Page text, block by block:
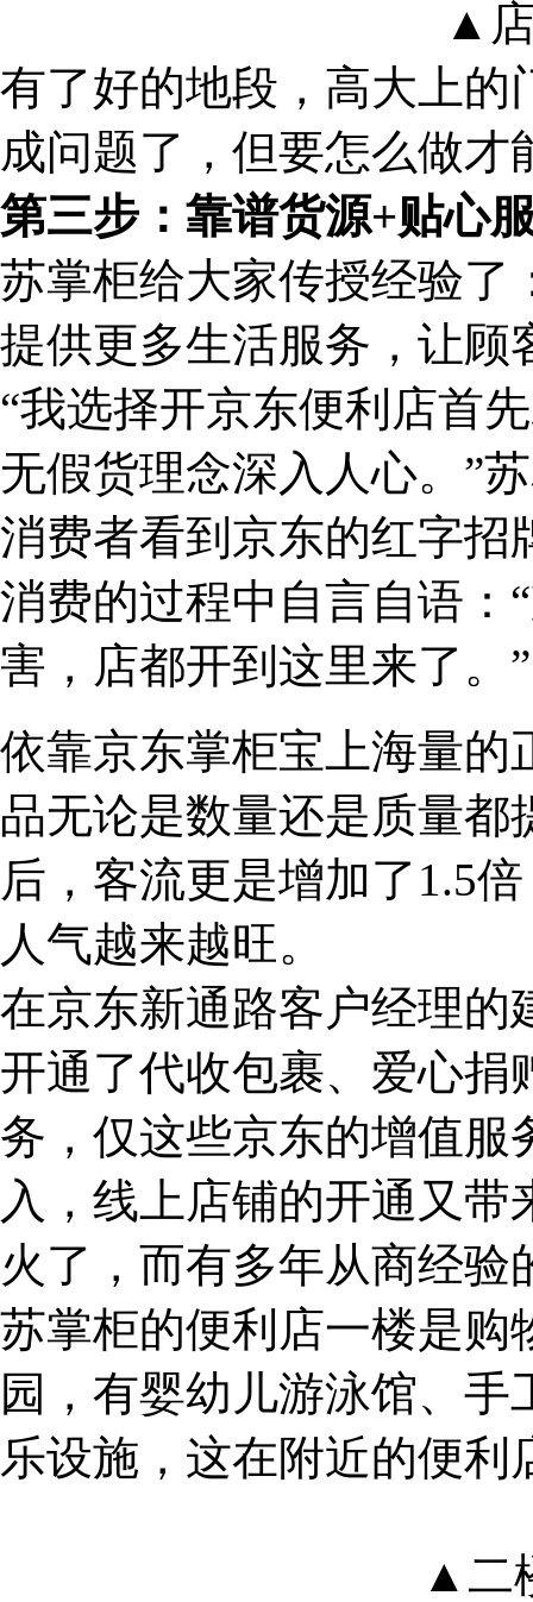
▲
有了好的地段，高大上的
成问题了，但要怎么做才
第三步：靠谱货源+贴心
苏掌柜给大家传授经验了
提供更多生活服务，让顾
“我选择开京东便利店首
无假货理念深入人心。”
消费者看到京东的红字招
消费的过程中自言自语：
害，店都开到这里来了。”
依靠京东掌柜宝上海量的
品无论是数量还是质量
后，客流更是增加了1.5
人气越来越旺。
在京东新通路客户经理的
开通了代收包裹、爱心捐
务，仅这些京东的增值服
入，线上店铺的开通又
火了，而有多年从商经
苏掌柜的便利店一楼是购
园，有婴幼儿游泳馆、
乐设施，这在附近的便利
▲二